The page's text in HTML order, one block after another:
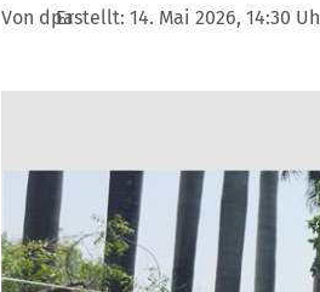
Von dpaErstellt: 14. Mai 2026, 14:30